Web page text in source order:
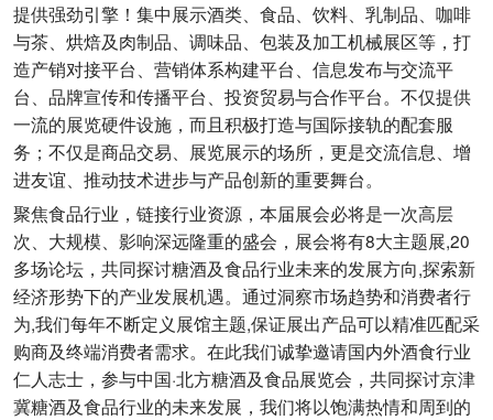
提供强劲引擎！集中展示酒类、食品、饮料、乳制品、咖啡
与茶、烘焙及肉制品、调味品、包装及加工机械展区等，打
造产销对接平台、营销体系构建平台、信息发布与交流平
台、品牌宣传和传播平台、投资贸易与合作平台。不仅提供
一流的展览硬件设施，而且积极打造与国际接轨的配套服
务；不仅是商品交易、展览展示的场所，更是交流信息、增
进友谊、推动技术进步与产品创新的重要舞台。
聚焦食品行业，链接行业资源，本届展会必将是一次高层
次、大规模、影响深远隆重的盛会，展会将有8大主题展,20
多场论坛，共同探讨糖酒及食品行业未来的发展方向,探索新
经济形势下的产业发展机遇。通过洞察市场趋势和消费者行
为,我们每年不断定义展馆主题,保证展出产品可以精准匹配采
购商及终端消费者需求。在此我们诚挚邀请国内外酒食行业
仁人志士，参与中国·北方糖酒及食品展览会，共同探讨京津
冀糖酒及食品行业的未来发展，我们将以饱满热情和周到的